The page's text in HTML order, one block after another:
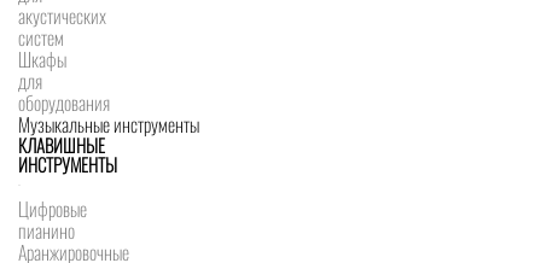
акустических
систем
Шкафы
для
оборудования
Музыкальные инструменты
КЛАВИШНЫЕ
ИНСТРУМЕНТЫ
Цифровые
пианино
Аранжировочные